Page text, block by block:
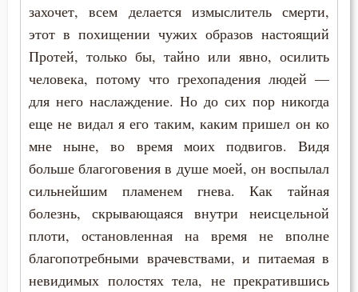
захочет, всем делается измыслитель смерти,
этот в похищении чужих образов настоящий
Протей, только бы, тайно или явно, осилить
человека, потому что грехопадения людей —
для него наслаждение. Но до сих пор никогда
еще не видал я его таким, каким пришел он ко
мне ныне, во время моих подвигов. Видя
больше благоговения в душе моей, он воспылал
сильнейшим пламенем гнева. Как тайная
болезнь, скрывающаяся внутри неисцельной
плоти, остановленная на время не вполне
благопотребными врачевствами, и питаемая в
невидимых полостях тела, не прекратившись